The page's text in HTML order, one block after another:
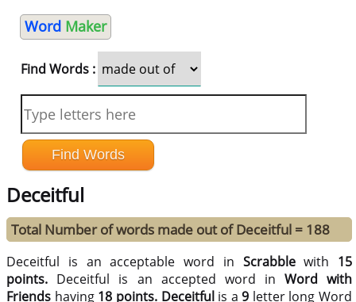
Word Maker
Find Words :
Deceitful
Total Number of words made out of Deceitful = 188
Deceitful is an acceptable word in Scrabblewith 15
points. Deceitful is an accepted word in Word with
Friends having 18 points. Deceitfulis a9 letter long Word